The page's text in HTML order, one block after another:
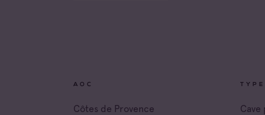
Londe
AOC TYPE
Côtes de Provence